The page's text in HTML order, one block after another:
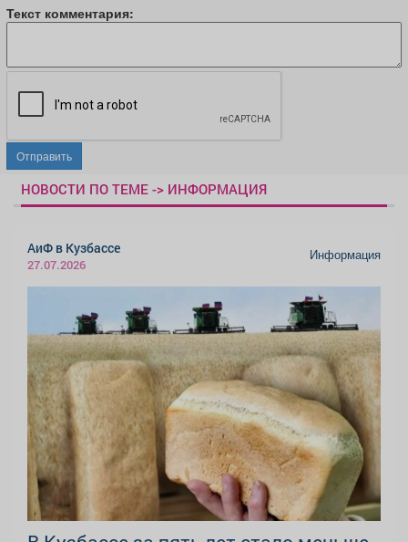
Текст комментария:
Отправить
НОВОСТИ ПО ТЕМЕ -> ИНФОРМАЦИЯ
АиФ в Кузбассе
27.07.2026
Информация